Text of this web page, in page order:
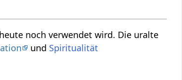
noch verwendet wird. Die uralte
und Spiritualität